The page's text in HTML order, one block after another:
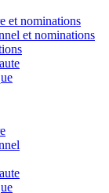
et nominations
et nominations